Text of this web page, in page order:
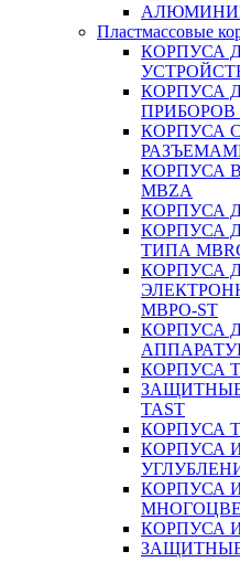
Пластмассовые
КОРПУСА
КОРПУСА
ПРИБОРОВ
КОРПУСА
КОРПУСА
MBZA
КОРПУСА
КОРПУСА
ТИПА
КОРПУСА
MBPO-ST
КОРПУСА
КОРПУСА
ЗАЩИТНЫЕ
TAST
КОРПУСА
КОРПУСА
КОРПУСА
КОРПУСА